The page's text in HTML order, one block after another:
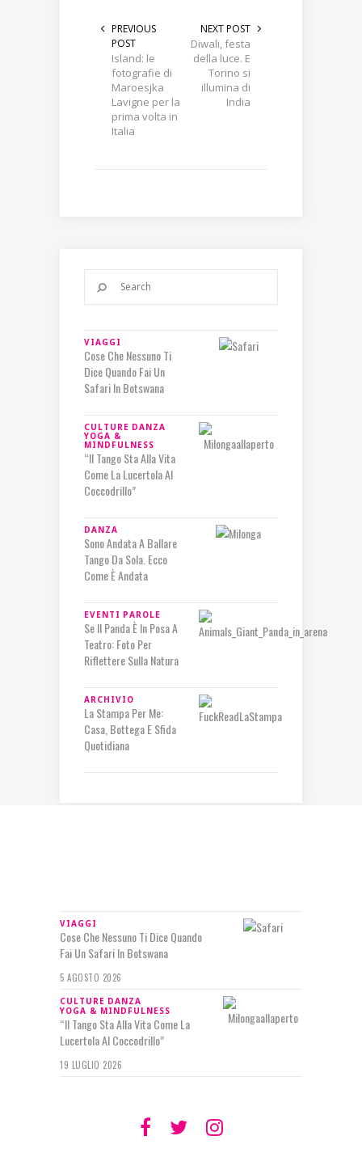
PREVIOUS
POST
Island: le
fotografie di
Maroesjka
Lavigne per la
prima volta in
Italia
NEXT POST
Diwali, festa
della luce. E
Torino si
illumina di
India
VIAGGI
Cose Che Nessuno Ti
Dice Quando Fai Un
Safari In Botswana
CULTURE DANZA
YOGA &
MINDFULNESS
“Il Tango Sta Alla Vita
Come La Lucertola Al
Coccodrillo”
DANZA
Sono Andata A Ballare
Tango Da Sola. Ecco
Come È Andata
EVENTI PAROLE
Se Il Panda È In Posa A
Teatro: Foto Per
Riflettere Sulla Natura
ARCHIVIO
La Stampa Per Me:
Casa, Bottega E Sfida
Quotidiana
VIAGGI
Cose Che Nessuno Ti Dice Quando
Fai Un Safari In Botswana
5 AGOSTO 2026
CULTURE DANZA
YOGA & MINDFULNESS
“Il Tango Sta Alla Vita Come La
Lucertola Al Coccodrillo”
19 LUGLIO 2026